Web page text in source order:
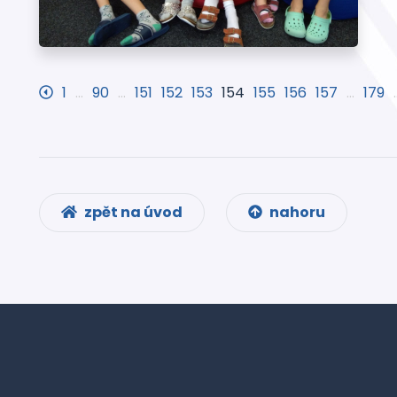
1 … 90 … 151 152 153 154 155 156 157 … 179
zpět na úvod nahoru